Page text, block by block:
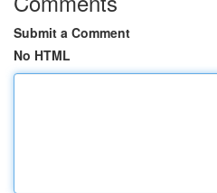
Submit a Comment
No HTML